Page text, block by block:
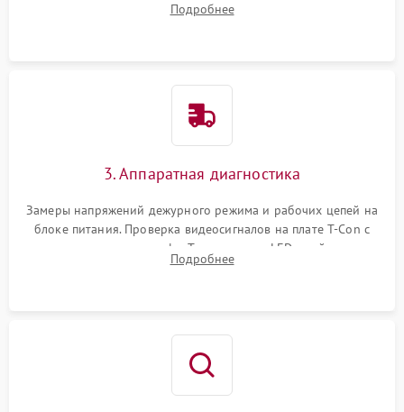
Проверка надежности фиксации и целостности шлейфов.
Подробнее
3. Аппаратная диагностика
Замеры напряжений дежурного режима и рабочих цепей на
блоке питания. Проверка видеосигналов на плате T-Con с
помощью осциллографа. Тестирование LED-драйвера и
светодиодных планок подсветки мультиметром.
Подробнее